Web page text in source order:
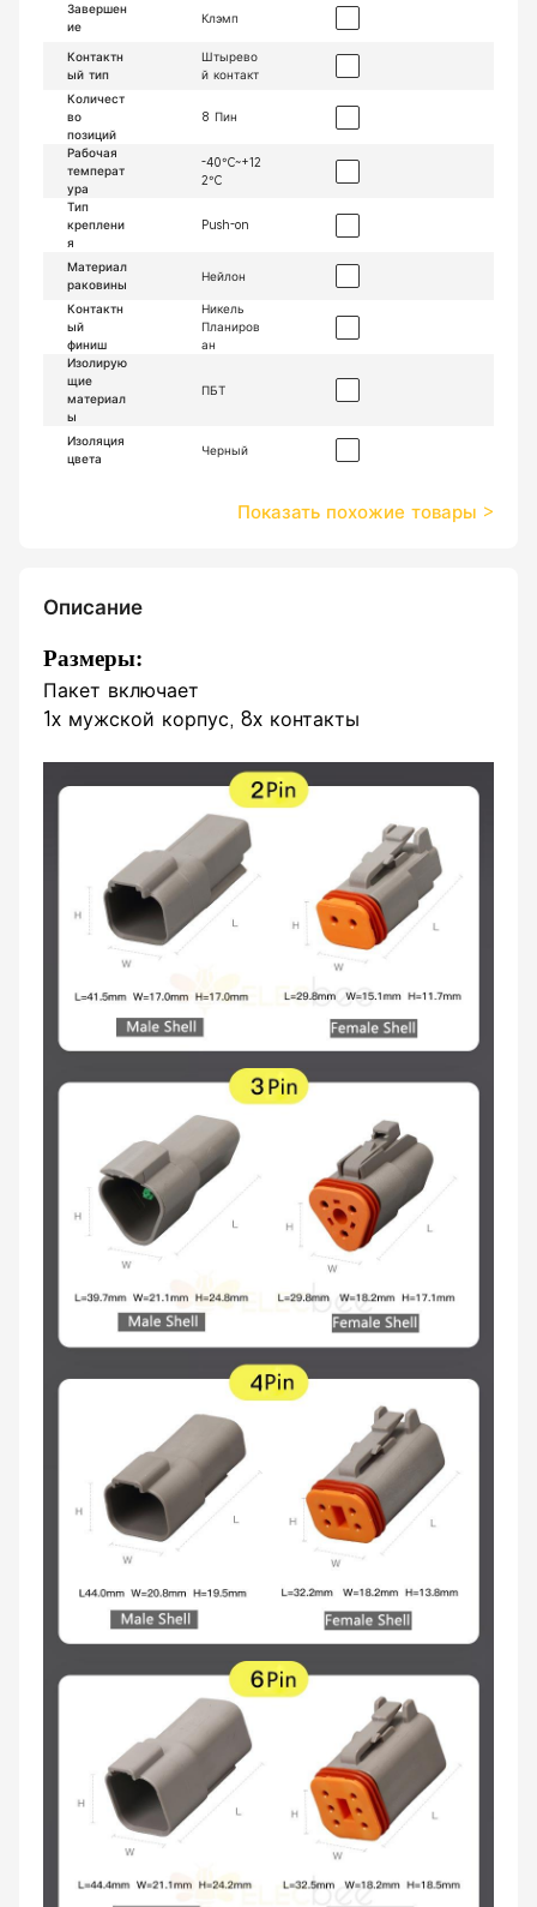
Завершен
ие
Клэмп
Контактн
ый тип
Штырево
й контакт
Количест
во
позиций
8 Пин
Рабочая
температ
ура
-40°C~+12
2°C
Тип
креплени
я
Push-on
Материал
раковины
Нейлон
Контактн
ый
финиш
Никель
Планиров
ан
Изолирую
щие
материал
ы
ПБТ
Изоляция
цвета
Черный
Показать похожие товары >
Описание
Размеры:
Пакет включает
1x мужской корпус, 8x контакты